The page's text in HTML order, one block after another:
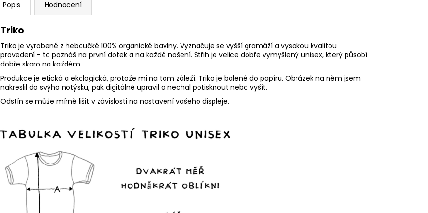
Popis Hodnocení
Triko
Triko je vyrobené z heboučké 100% organické bavlny. Vyznačuje se vyšší gramáží a vysokou kvalitou
provedení - to poznáš na první dotek a na každé nošení. Střih je velice dobře vymyšlený unisex, který působí
dobře skoro na každém.
Produkce je etická a ekologická, protože mi na tom záleží. Triko je balené do papíru. Obrázek na něm jsem
nakreslil do svýho notýsku, pak digitálně upravil a nechal potisknout nebo vyšít.
Odstín se může mírně lišit v závislosti na nastavení vašeho displeje.